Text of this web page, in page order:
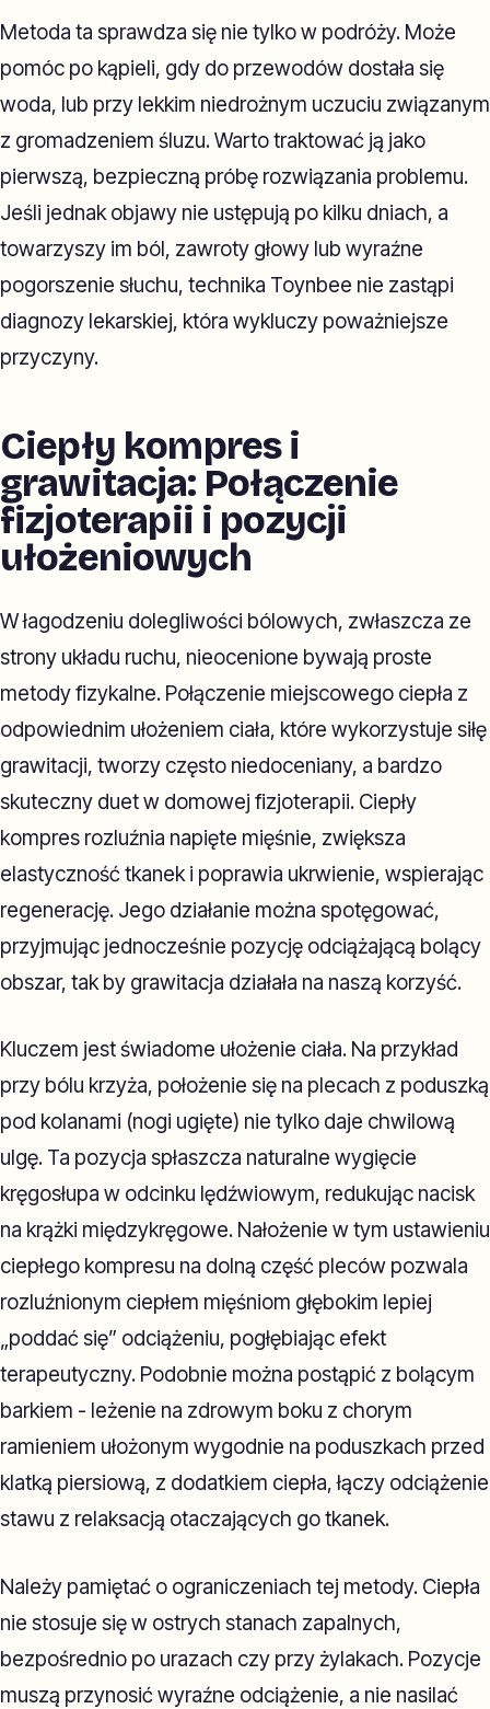
Metoda ta sprawdza się nie tylko w podróży. Może
pomóc po kąpieli, gdy do przewodów dostała się
woda, lub przy lekkim niedrożnym uczuciu związanym
z gromadzeniem śluzu. Warto traktować ją jako
pierwszą, bezpieczną próbę rozwiązania problemu.
Jeśli jednak objawy nie ustępują po kilku dniach, a
towarzyszy im ból, zawroty głowy lub wyraźne
pogorszenie słuchu, technika Toynbee nie zastąpi
diagnozy lekarskiej, która wykluczy poważniejsze
przyczyny.
Ciepły kompres i
grawitacja: Połączenie
fizjoterapii i pozycji
ułożeniowych
W łagodzeniu dolegliwości bólowych, zwłaszcza ze
strony układu ruchu, nieocenione bywają proste
metody fizykalne. Połączenie miejscowego ciepła z
odpowiednim ułożeniem ciała, które wykorzystuje siłę
grawitacji, tworzy często niedoceniany, a bardzo
skuteczny duet w domowej fizjoterapii. Ciepły
kompres rozluźnia napięte mięśnie, zwiększa
elastyczność tkanek i poprawia ukrwienie, wspierając
regenerację. Jego działanie można spotęgować,
przyjmując jednocześnie pozycję odciążającą bolący
obszar, tak by grawitacja działała na naszą korzyść.
Kluczem jest świadome ułożenie ciała. Na przykład
przy bólu krzyża, położenie się na plecach z poduszką
pod kolanami (nogi ugięte) nie tylko daje chwilową
ulgę. Ta pozycja spłaszcza naturalne wygięcie
kręgosłupa w odcinku lędźwiowym, redukując nacisk
na krążki międzykręgowe. Nałożenie w tym ustawieniu
ciepłego kompresu na dolną część pleców pozwala
rozluźnionym ciepłem mięśniom głębokim lepiej
„poddać się” odciążeniu, pogłębiając efekt
terapeutyczny. Podobnie można postąpić z bolącym
barkiem - leżenie na zdrowym boku z chorym
ramieniem ułożonym wygodnie na poduszkach przed
klatką piersiową, z dodatkiem ciepła, łączy odciążenie
stawu z relaksacją otaczających go tkanek.
Należy pamiętać o ograniczeniach tej metody. Ciepła
nie stosuje się w ostrych stanach zapalnych,
bezpośrednio po urazach czy przy żylakach. Pozycje
muszą przynosić wyraźne odciążenie, a nie nasilać